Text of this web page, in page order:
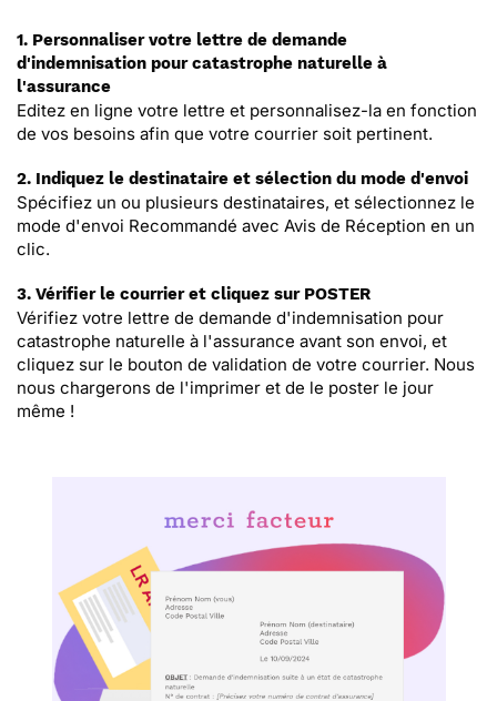
1. Personnaliser votre lettre de demande
d'indemnisation pour catastrophe naturelle à
l'assurance
Editez en ligne votre lettre et personnalisez-la en fonction
de vos besoins afin que votre courrier soit pertinent.
2. Indiquez le destinataire et sélection du mode d'envoi
Spécifiez un ou plusieurs destinataires, et sélectionnez le
mode d'envoi Recommandé avec Avis de Réception en un
clic.
3. Vérifier le courrier et cliquez sur POSTER
Vérifiez votre lettre de demande d'indemnisation pour
catastrophe naturelle à l'assurance avant son envoi, et
cliquez sur le bouton de validation de votre courrier. Nous
nous chargerons de l'imprimer et de le poster le jour
même !